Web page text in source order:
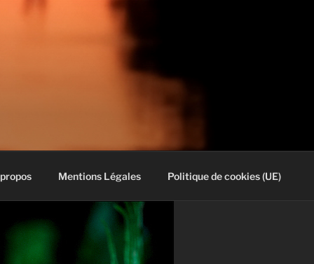
Mentions Légales Politique de cookies (UE)